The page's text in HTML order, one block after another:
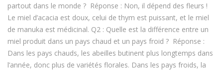
partout dans le monde ? Réponse : Non, il dépend des fleurs !
Le miel d’acacia est doux, celui de thym est puissant, et le miel
de manuka est médicinal. Q2 : Quelle est la différence entre un
miel produit dans un pays chaud et un pays froid ? Réponse :
Dans les pays chauds, les abeilles butinent plus longtemps dans
l’année, donc plus de variétés florales. Dans les pays froids, la